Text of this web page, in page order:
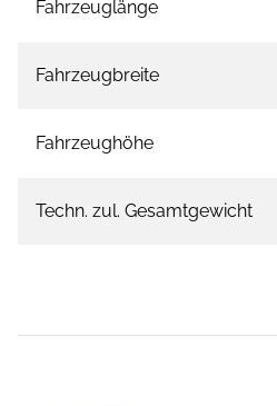
Fahrzeuglänge
Fahrzeugbreite
Fahrzeughöhe
Techn. zul. Gesamtgewicht